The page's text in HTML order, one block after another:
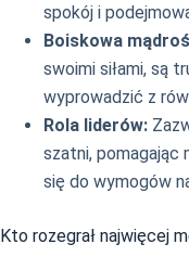
spokój i
Boiskowa
swoimi siłami, są
wyprowadzić z
Rola liderów:
szatni, pomagając
się do wymogów
Kto rozegrał najwięcej